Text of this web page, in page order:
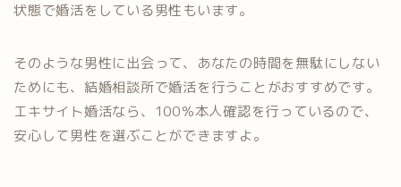
状態で婚活をしている男性もいます。
そのような男性に出会って、あなたの時間を無駄にしない
ためにも、結婚相談所で婚活を行うことがおすすめです。
エキサイト婚活なら、100％本人確認を行っているので、
安心して男性を選ぶことができますよ。